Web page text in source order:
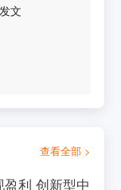
文
查看全部 >
利 创新型中